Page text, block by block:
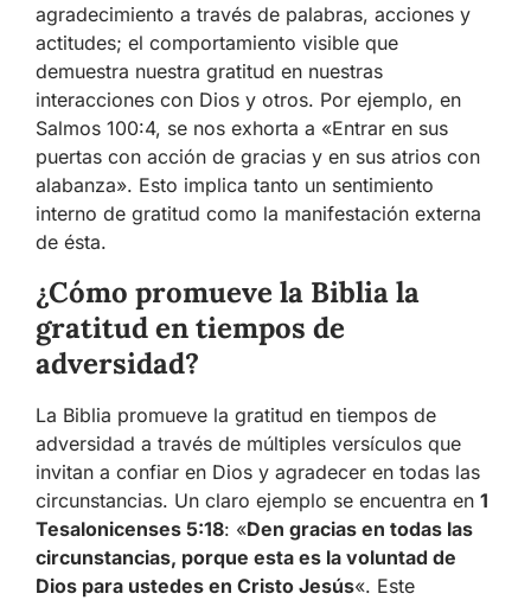
agradecimiento a través de palabras, acciones y
actitudes; el comportamiento visible que
demuestra nuestra gratitud en nuestras
interacciones con Dios y otros. Por ejemplo, en
Salmos 100:4, se nos exhorta a «Entrar en sus
puertas con acción de gracias y en sus atrios con
alabanza». Esto implica tanto un sentimiento
interno de gratitud como la manifestación externa
de ésta.
¿Cómo promueve la Biblia la
gratitud en tiempos de
adversidad?
La Biblia promueve la gratitud en tiempos de
adversidad a través de múltiples versículos que
invitan a confiar en Dios y agradecer en todas las
circunstancias. Un claro ejemplo se encuentra en 1
Tesalonicenses 5:18: «Den gracias en todas las
circunstancias, porque esta es la voluntad de
Dios para ustedes en Cristo Jesús«. Este